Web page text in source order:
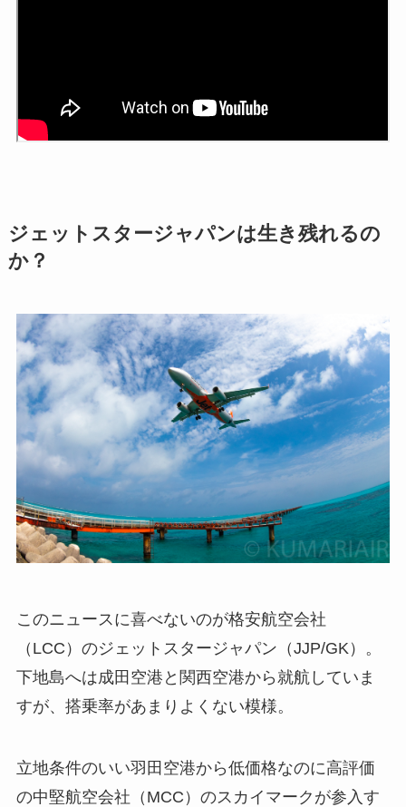
ジェットスタージャパンは生き残れるの
か？
このニュースに喜べないのが格安航空会社
（LCC）のジェットスタージャパン（JJP/GK）。
下地島へは成田空港と関西空港から就航していま
すが、搭乗率があまりよくない模様。
立地条件のいい羽田空港から低価格なのに高評価
の中堅航空会社（MCC）のスカイマークが参入す